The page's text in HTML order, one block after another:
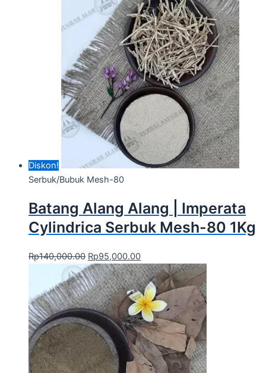
Diskon!
Serbuk/Bubuk Mesh-80
Batang Alang Alang | Imperata
Cylindrica Serbuk Mesh-80 1Kg
Rp140,000.00 Rp95,000.00